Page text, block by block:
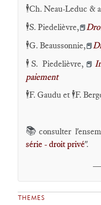
🕴️Ch. Neau-Leduc &
🕴️S. Piedelièvre,📕
🕴️G. Beaussonnie,📕
🕴️S. Piedelièvre, 📕
paiement
🕴️F. Gaudu et 🕴️F.
📚 consulter
série - droit privé".
THEMES